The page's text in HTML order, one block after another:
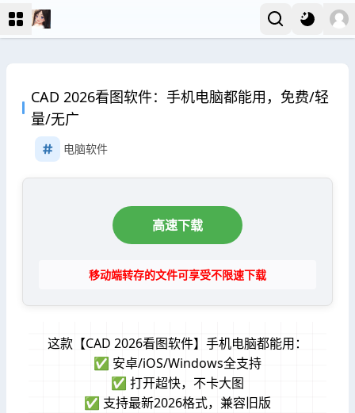
CAD 2026看图软件：手机电脑都能用，免费/轻
量/无广
电脑软件
高速下载
移动端转存的文件可享受不限速下载
这款【CAD 2026看图软件】手机电脑都能用：
✅ 安卓/iOS/Windows全支持
✅ 打开超快，不卡大图
✅ 支持最新2026格式，兼容旧版